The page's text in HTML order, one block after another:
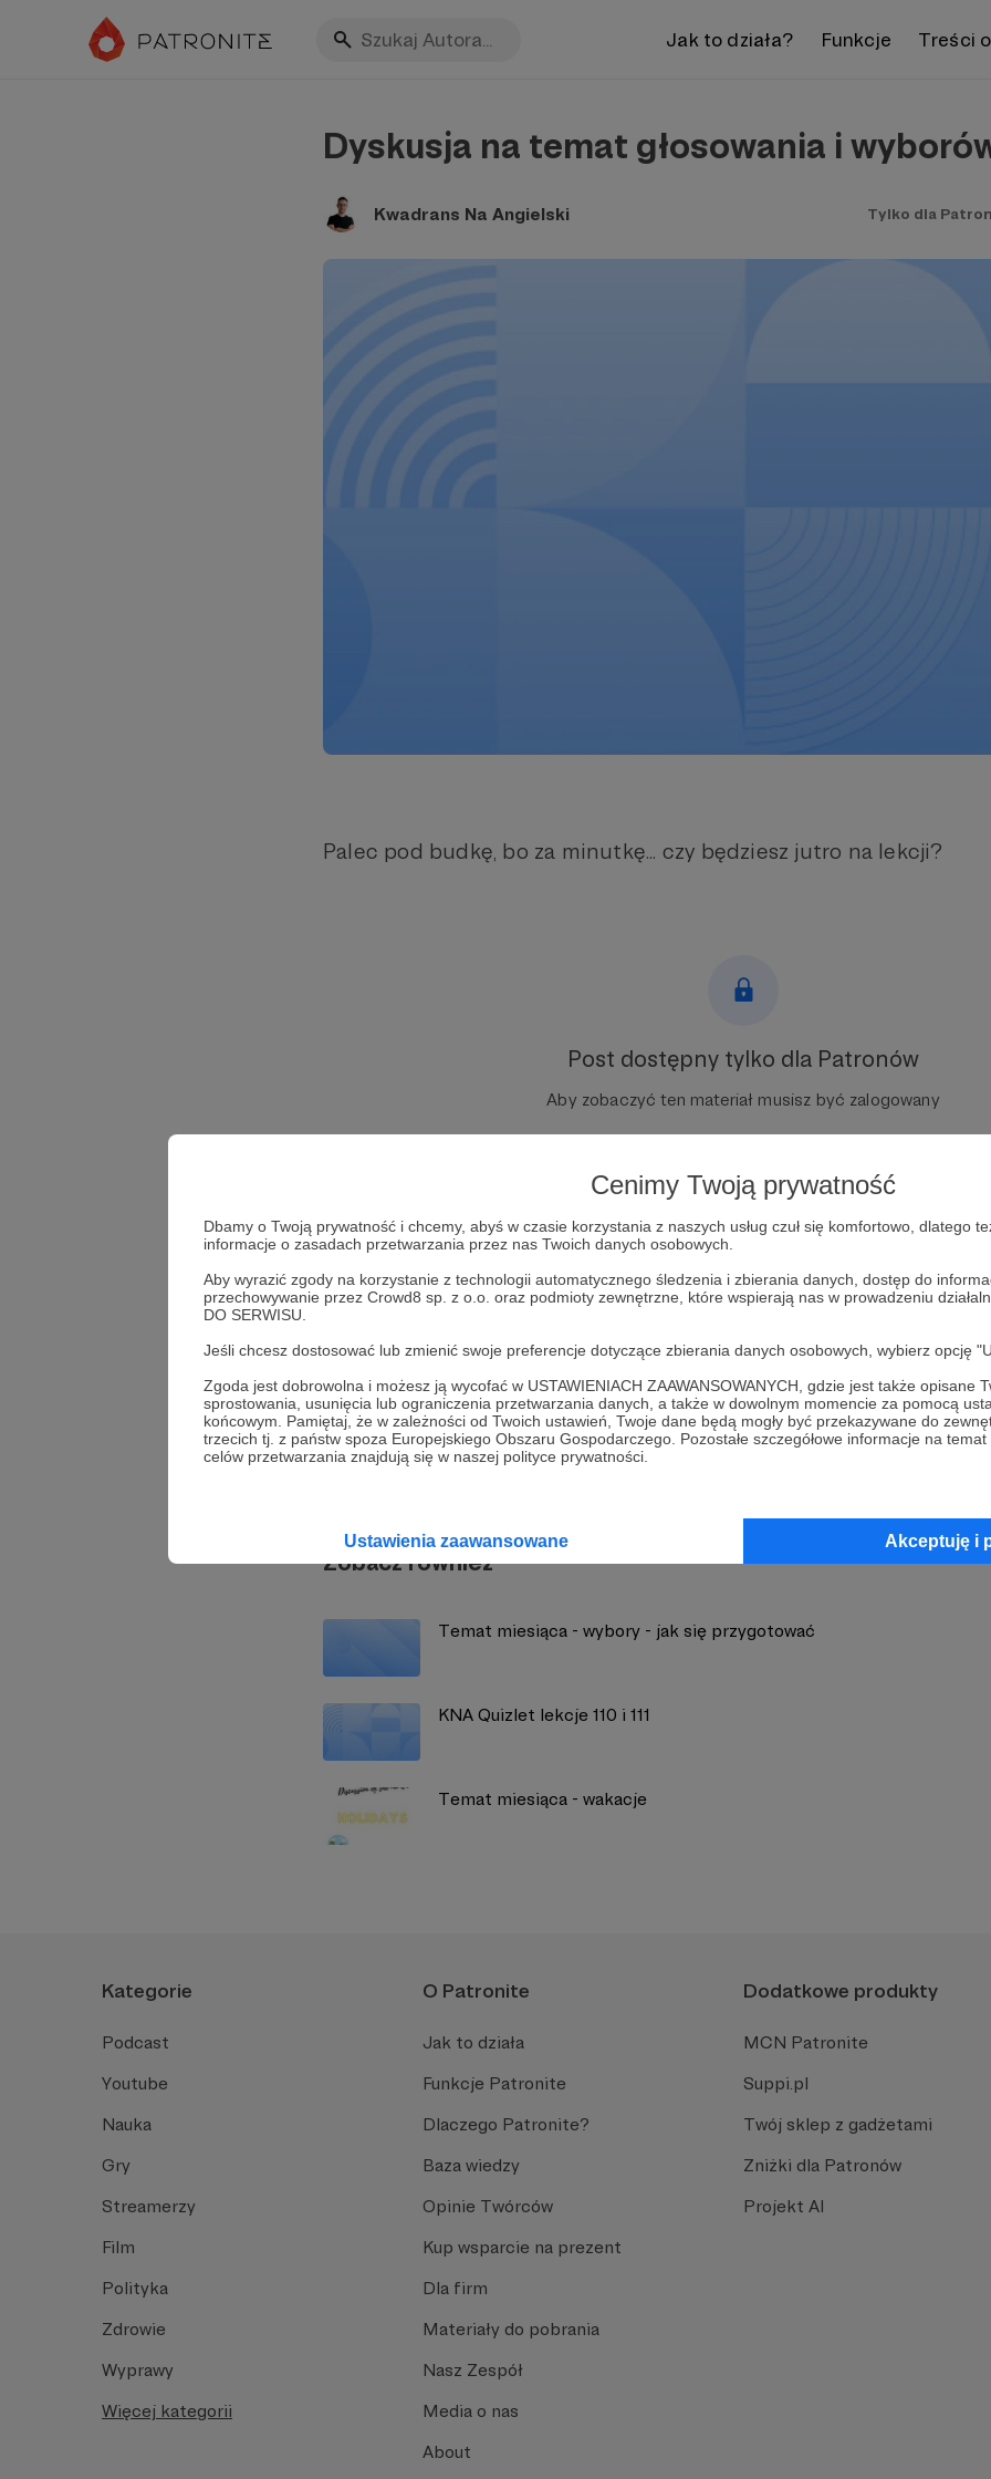
Cenimy Twoją prywatność
Dbamy o Twoją prywatność i chcemy, abyś w czasie korzystania z naszych usług czuł się komfortowo, dlatego
informacje o zasadach przetwarzania przez nas Twoich danych osobowych.
Aby wyrazić zgody na korzystanie z technologii automatycznego śledzenia i zbierania danych, dostęp do
przechowywanie przez Crowd8 sp. z o.o. oraz podmioty zewnętrzne, które wspierają nas w prowadzeniu
DO SERWISU.
Jeśli chcesz dostosować lub zmienić swoje preferencje dotyczące zbierania danych osobowych, wybierz opcję
Zgoda jest dobrowolna i możesz ją wycofać w USTAWIENIACH ZAAWANSOWANYCH, gdzie jest także opisane
sprostowania, usunięcia lub ograniczenia przetwarzania danych, a także w dowolnym momencie za pomocą
końcowym. Pamiętaj, że w zależności od Twoich ustawień, Twoje dane będą mogły być przekazywane do
trzecich tj. z państw spoza Europejskiego Obszaru Gospodarczego. Pozostałe szczegółowe informacje na
celów przetwarzania znajdują się w naszej polityce prywatności.
Ustawienia zaawansowane Akceptuję i
Jak to działa? Funkcje Treści
Dyskusja na temat głosowania i
Kwadrans Na Angielski Tylko dla
Palec pod budkę, bo za minutkę... czy będziesz jutro na lekcji?
Post dostępny tylko dla Patronów
Aby zobaczyć ten materiał musisz być zalogowany
lekcja live
Udostępnij
Kwadrans Na Angielski
Zobacz również
Temat miesiąca - wybory - jak się przygotować
KNA Quizlet lekcje 110 i 111
Temat miesiąca - wakacje
Kategorie
Podcast
Youtube
Nauka
Gry
Streamerzy
Film
Polityka
Zdrowie
Wyprawy
Więcej kategorii
O Patronite
Jak to działa
Funkcje Patronite
Dlaczego Patronite?
Baza wiedzy
Opinie Twórców
Kup wsparcie na prezent
Dla firm
Materiały do pobrania
Nasz Zespół
Media o nas
About
Dodatkowe produkty
MCN Patronite
Suppi.pl
Twój sklep z gadżetami
Zniżki dla Patronów
Projekt AI